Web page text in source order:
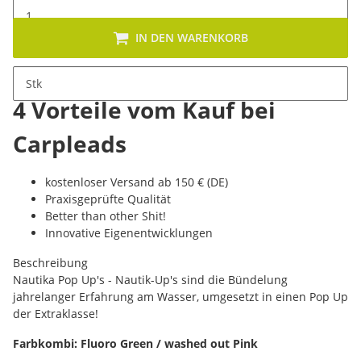
Stk
IN DEN WARENKORB
4 Vorteile vom Kauf bei
Carpleads
kostenloser Versand ab 150 € (DE)
Praxisgeprüfte Qualität
Better than other Shit!
Innovative Eigenentwicklungen
Beschreibung
Nautika Pop Up's - Nautik-Up's sind die Bündelung
jahrelanger Erfahrung am Wasser, umgesetzt in einen Pop Up
der Extraklasse!
Farbkombi: Fluoro Green / washed out Pink